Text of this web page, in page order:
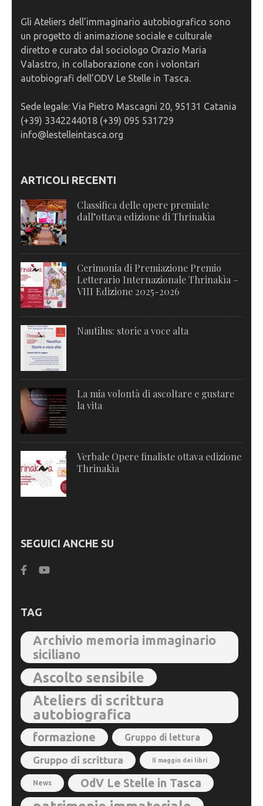
Gli Ateliers dell’immaginario autobiografico sono
un progetto di animazione sociale e culturale
diretto e curato dal sociologo Orazio Maria
Valastro, in collaborazione con i volontari
autobiografi dell’ODV Le Stelle in Tasca.
Sede legale: Via Pietro Mascagni 20, 95131 Catania
(+39) 3342244018 (+39) 095 531729
info@lestelleintasca.org
ARTICOLI RECENTI
Classifica delle opere premiate
dall’ottava edizione di Thrinakìa
Cerimonia di Premiazione Premio
Letterario Internazionale Thrinakìa –
VIII Edizione 2025-2026
Nautilus: storie a voce alta
La mia volontà di ascoltare e gustare
la vita
Verbale Opere finaliste ottava edizione
Thrinakìa
SEGUICI ANCHE SU
TAG
Archivio memoria immaginario
siciliano
Ascolto sensibile
Ateliers di scrittura
autobiografica
formazione Gruppo di lettura
Gruppo di scrittura Il maggio dei libri
News OdV Le Stelle in Tasca